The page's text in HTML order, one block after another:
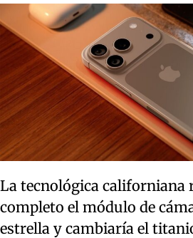
La tecnológica californiana
completo el módulo de
estrella y cambiaría el